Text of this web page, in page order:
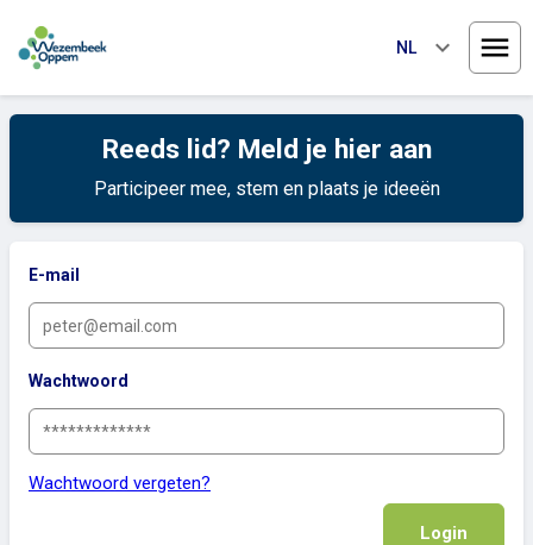
NL keyboard_arrow_down
Reeds lid? Meld je hier aan
Participeer mee, stem en plaats je ideeën
E-mail
Wachtwoord
Wachtwoord vergeten?
Login